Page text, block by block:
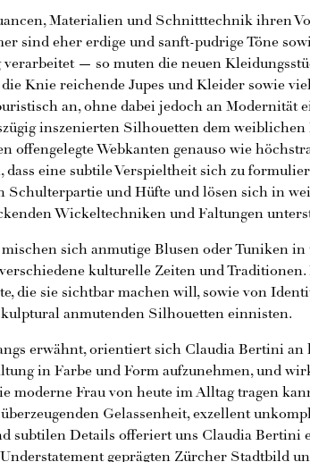
Materialien und Schnitttechnik ihren
sind eher erdige und sanft-pudrige Töne
verarbeitet — so muten die neuen
Knie reichende Jupes und Kleider sowie
an, ohne dabei jedoch an Modernität
inszenierten Silhouetten dem
offengelegte Webkanten genauso wie
dass eine subtile Verspieltheit sich zu
Schulterpartie und Hüfte und lösen sich in
Wickeltechniken und Faltungen
sich anmutige Blusen oder Tuniken
kulturelle Zeiten und
die sie sichtbar machen will, sowie von
anmutenden Silhouetten einnisten.
erwähnt, orientiert sich Claudia Bertini an
in Farbe und Form aufzunehmen, und
moderne Frau von heute im Alltag tragen
Gelassenheit, exzellent
subtilen Details offeriert uns Claudia Bertini
geprägten Zürcher Stadtbild